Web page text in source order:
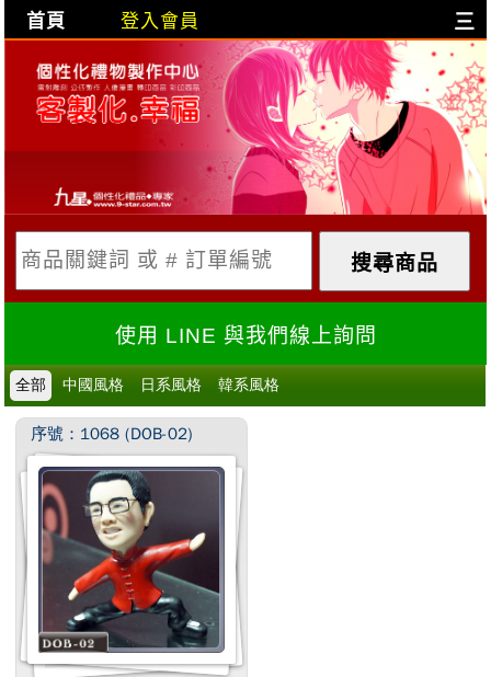
首頁 登入會員 三
購物車內容:
目前購物車是空的!
X
使用 LINE 與我們線上詢問